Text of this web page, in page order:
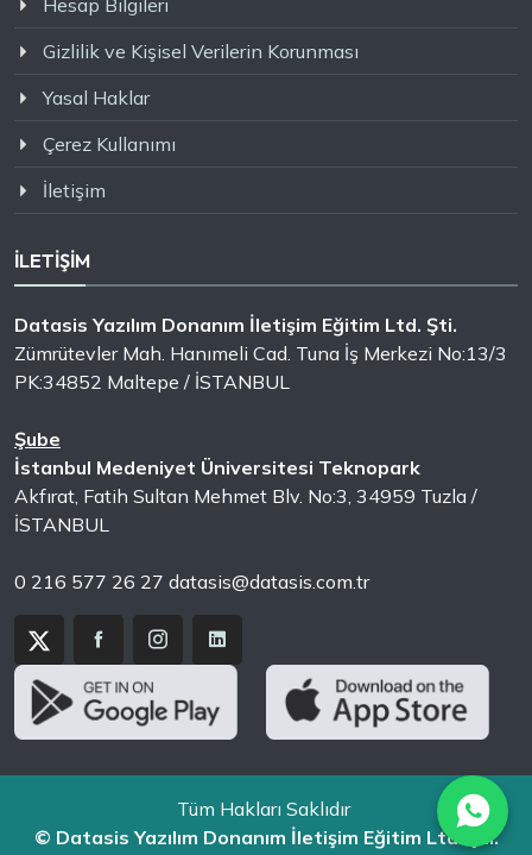
Gizlilik ve Kişisel Verilerin Korunması
Yasal Haklar
Çerez Kullanımı
İletişim
İLETİŞİM
Datasis Yazılım Donanım İletişim Eğitim Ltd. Şti.
Zümrütevler Mah. Hanımeli Cad. Tuna İş Merkezi No:13/3
PK:34852 Maltepe / İSTANBUL
Şube
İstanbul Medeniyet Üniversitesi Teknopark
Akfırat, Fatih Sultan Mehmet Blv. No:3, 34959 Tuzla /
İSTANBUL
0 216 577 26 27 datasis@datasis.com.tr
Tüm Hakları Saklıdır
© Datasis Yazılım Donanım İletişim Eğitim Ltd. Şti.